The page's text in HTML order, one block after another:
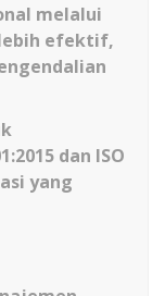
melalui
efektif,
dan ISO
yang